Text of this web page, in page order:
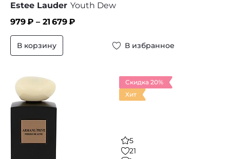
Estee Lauder Youth Dew
979₽ – 21 679₽
В корзину В избранное
Скидка 20%
Хит
5
21